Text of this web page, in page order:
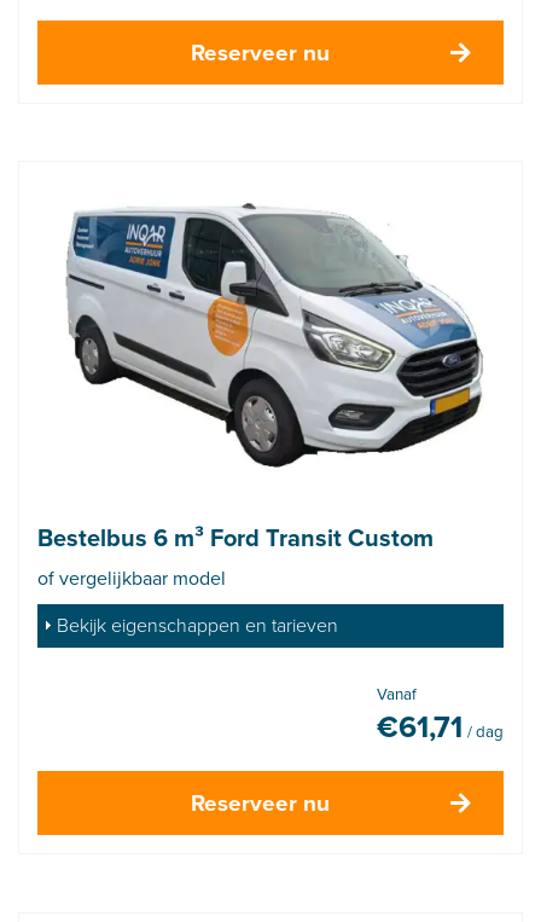
Reserveer nu
Bestelbus 6 m³ Ford Transit Custom
of vergelijkbaar model
Bekijk eigenschappen en tarieven
Vanaf
€61,71 / dag
Reserveer nu